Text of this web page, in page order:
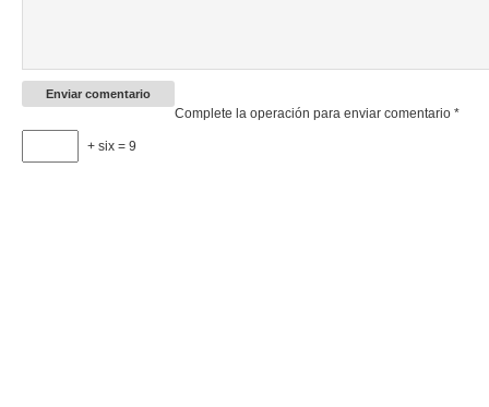
Complete la operación para enviar comentario *
+ six = 9